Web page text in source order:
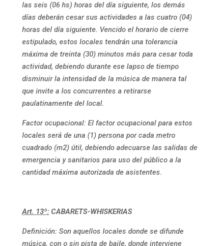
las seis (06 hs) horas del día siguiente, los demás
días deberán cesar sus actividades a las cuatro (04)
horas del día siguiente. Vencido el horario de cierre
estipulado, estos locales tendrán una tolerancia
máxima de treinta (30) minutos más para cesar toda
actividad, debiendo durante ese lapso de tiempo
disminuir la intensidad de la música de manera tal
que invite a los concurrentes a retirarse
paulatinamente del local.
Factor ocupacional: El factor ocupacional para estos
locales será de una (1) persona por cada metro
cuadrado (m2) útil, debiendo adecuarse las salidas de
emergencia y sanitarios para uso del público a la
cantidad máxima autorizada de asistentes.
Art. 13º: CABARETS-WHISKERIAS
Definición: Son aquellos locales donde se difunde
música, con o sin pista de baile, donde interviene